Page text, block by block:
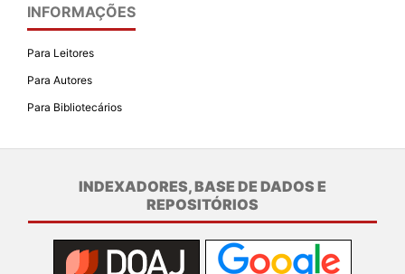
INFORMAÇÕES
Para Leitores
Para Autores
Para Bibliotecários
INDEXADORES, BASE DE DADOS E
REPOSITÓRIOS